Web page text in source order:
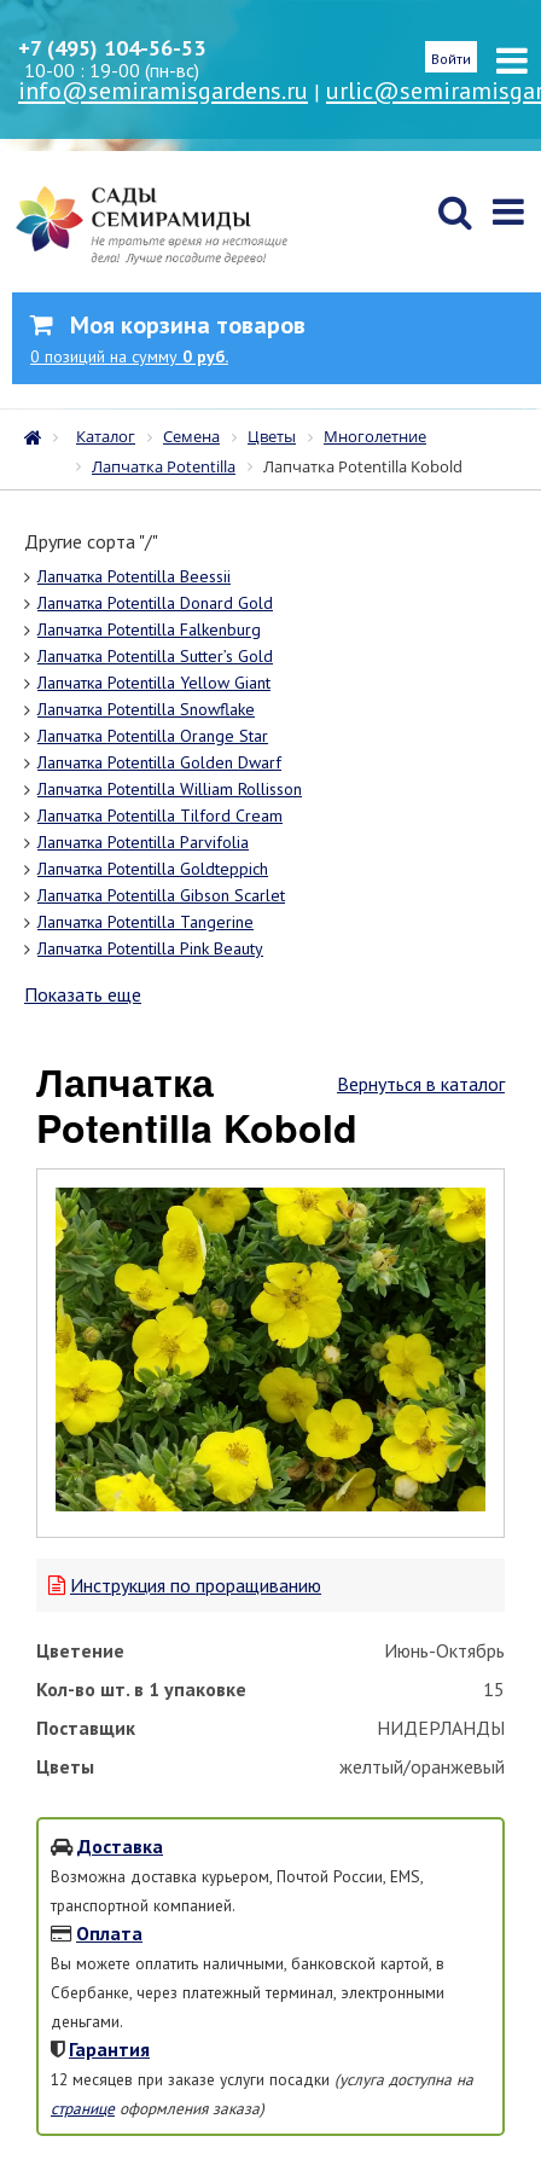
+7 (495) 104-56-53
10-00 : 19-00 (пн-вс)
info@semiramisgardens.ru |
Войти
Моя корзина товаров
0 позиций на сумму 0 руб.
Каталог Семена Цветы
Многолетние
Лапчатка Potentilla
Лапчатка Potentilla Kobold
Другие сорта "/"
Лапчатка Potentilla Beessii
Лапчатка Potentilla Donard Gold
Лапчатка Potentilla Falkenburg
Лапчатка Potentilla Sutter’s Gold
Лапчатка Potentilla Yellow Giant
Лапчатка Potentilla Snowflake
Лапчатка Potentilla Orange Star
Лапчатка Potentilla Golden Dwarf
Лапчатка Potentilla William Rollisson
Лапчатка Potentilla Tilford Cream
Лапчатка Potentilla Parvifolia
Лапчатка Potentilla Goldteppich
Лапчатка Potentilla Gibson Scarlet
Лапчатка Potentilla Tangerine
Лапчатка Potentilla Pink Beauty
Показать еще
Вернуться в каталог
Лапчатка
Potentilla Kobold
Инструкция по проращиванию
Цветение
Июнь-Октябрь
Кол-во шт. в 1 упаковке
15
Поставщик
НИДЕРЛАНДЫ
Цветы
желтый/оранжевый
Доставка
Возможна доставка курьером, Почтой России, EMS,
транспортной компанией.
Оплата
Вы можете оплатить наличными, банковской картой, в
Сбербанке, через платежный терминал, электронными
деньгами.
Гарантия
12 месяцев при заказе услуги посадки (услуга доступна на
страницеоформления заказа)